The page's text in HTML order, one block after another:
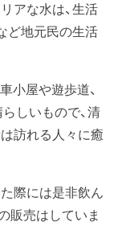
アな水は、生活
ど地元民の生活
小屋や遊歩道、
しいもので、清
訪れる人々に癒
際には是非飲ん
販売はしていま